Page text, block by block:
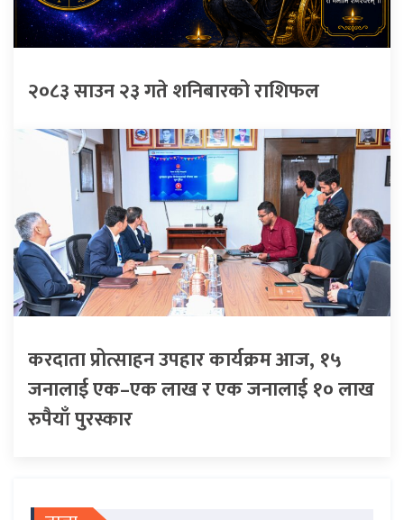
२०८३ साउन २३ गते शनिबारको राशिफल
करदाता प्रोत्साहन उपहार कार्यक्रम आज, १५
जनालाई एक–एक लाख र एक जनालाई १० लाख
रुपैयाँ पुरस्कार